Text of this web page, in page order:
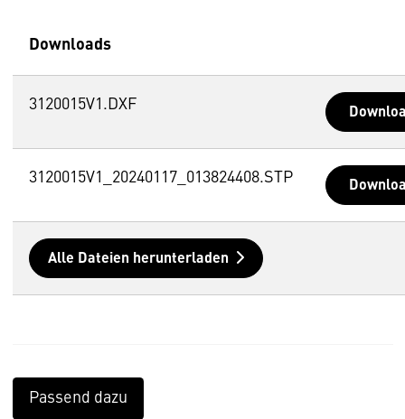
Downloads
3120015V1.DXF
3120015V1_20240117_013824408.STP
Alle Dateien herunterladen
Passend dazu